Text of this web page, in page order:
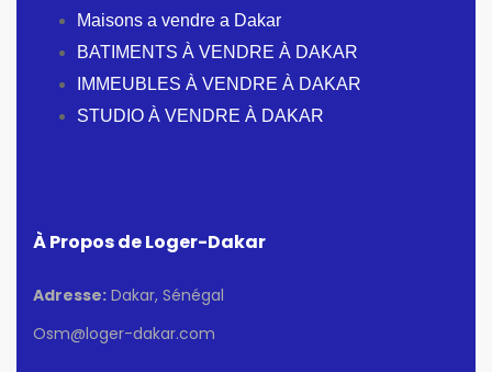
Maisons a vendre a Dakar
BATIMENTS À VENDRE À DAKAR
IMMEUBLES À VENDRE À DAKAR
STUDIO À VENDRE À DAKAR
À Propos de Loger-Dakar
Adresse: Dakar, Sénégal
Osm@loger-dakar.com